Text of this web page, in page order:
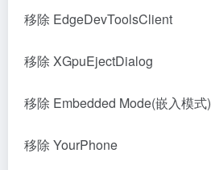
移除 EdgeDevToolsClient
移除 XGpuEjectDialog
移除 Embedded Mode(嵌入模式)
移除 YourPhone